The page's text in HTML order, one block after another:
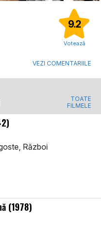
9.2
Votează
VEZI COMENTARIILE
TOATE
FILMELE
Război
(1978)